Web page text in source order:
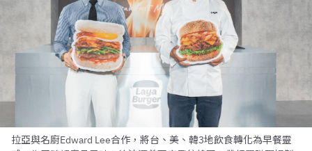
拉亞與名廚Edward Lee合作，將台、美、韓3地飲食轉化為早餐靈